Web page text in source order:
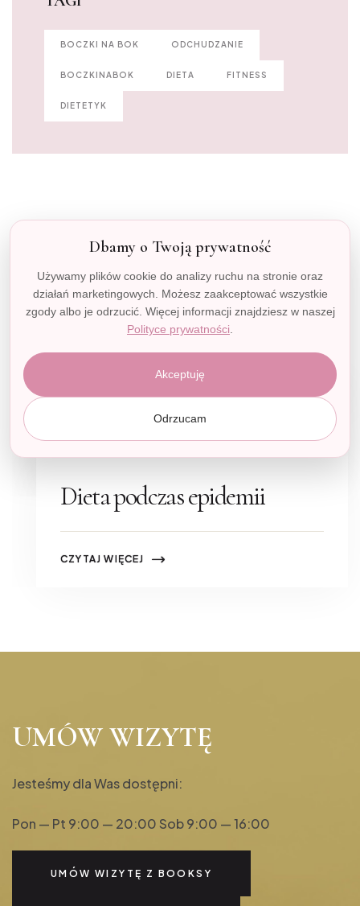
BOCZKI NA BOK ODCHUDZANIE
BOCZKINABOK DIETA FITNESS
DIETETYK
Kosmetyki HERLA – seria
Hydra Plants
Dieta w Boczki na bok
16.03.20
Dieta podczas epidemii
CZYTAJ WIĘCEJ
UMÓW WIZYTĘ
Jesteśmy dla Was dostępni:
Pon — Pt 9:00 — 20:00 Sob 9:00 — 16:00
UMÓW WIZYTĘ Z BOOKSY
Dbamy o Twoją prywatność
Używamy plików cookie do analizy ruchu na stronie oraz
działań marketingowych. Możesz zaakceptować wszystkie
zgody albo je odrzucić. Więcej informacji znajdziesz w naszej
Polityce prywatności
Akceptuję
Odrzucam